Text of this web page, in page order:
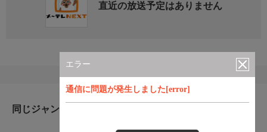
エラー
通信に問題が発生しました[error]
直近の放送予定はありません
同じジャンルのおすすめ番組